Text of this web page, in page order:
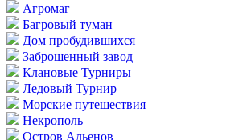
Агромаг
Багровый туман
Дом пробудившихся
Заброшенный завод
Клановые Турниры
Ледовый Турнир
Морские путешествия
Некрополь
Остров Альенов